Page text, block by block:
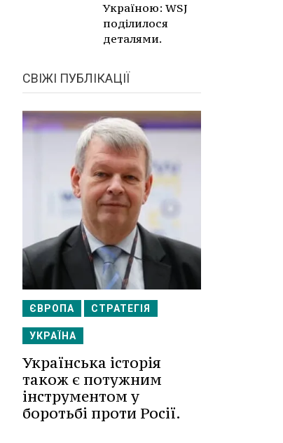
Україною: WSJ
поділилося
деталями.
СВІЖІ ПУБЛІКАЦІЇ
ЄВРОПА СТРАТЕГІЯ
УКРАЇНА
Українська історія
також є потужним
інструментом у
боротьбі проти Росії.